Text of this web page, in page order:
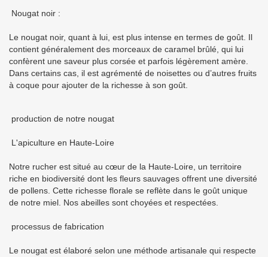
Nougat noir :
Le nougat noir, quant à lui, est plus intense en termes de goût. Il
contient généralement des morceaux de caramel brûlé, qui lui
confèrent une saveur plus corsée et parfois légèrement amère.
Dans certains cas, il est agrémenté de noisettes ou d’autres fruits
à coque pour ajouter de la richesse à son goût.
production de notre nougat
L'apiculture en Haute-Loire
Notre rucher est situé au cœur de la Haute-Loire, un territoire
riche en biodiversité dont les fleurs sauvages offrent une diversité
de pollens. Cette richesse florale se reflète dans le goût unique
de notre miel. Nos abeilles sont choyées et respectées.
processus de fabrication
Le nougat est élaboré selon une méthode artisanale qui respecte